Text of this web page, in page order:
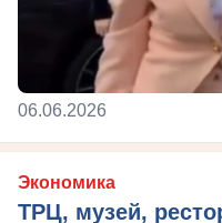
06.06.2026
Экономика
ТРЦ, музей,